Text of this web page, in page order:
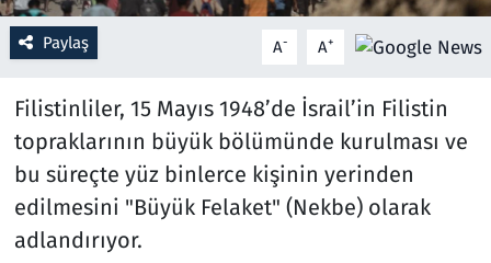
Paylaş A- A+
Filistinliler, 15 Mayıs 1948’de İsrail’in Filistin
topraklarının büyük bölümünde kurulması ve
bu süreçte yüz binlerce kişinin yerinden
edilmesini "Büyük Felaket" (Nekbe) olarak
adlandırıyor.
Savunma Sanayi
Spor
Teknoloji ve Bilim
Televizyon